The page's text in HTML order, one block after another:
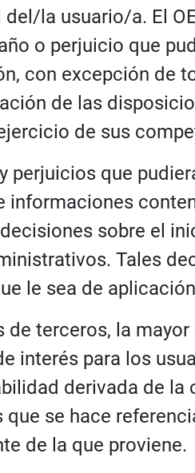
la usuario/a. El
o perjuicio que
con excepción de
de las
de sus
perjuicios que
informaciones
sobre el
Tales
le sea de
de terceros, la mayor
interés para los
derivada de la
se hace
de la que proviene.